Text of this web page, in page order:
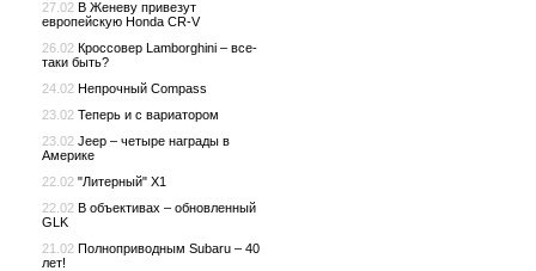
27.02 В Женеву привезут
европейскую Honda CR-V
26.02 Кроссовер Lamborghini – все-
таки быть?
24.02 Непрочный Compass
23.02 Теперь и с вариатором
23.02 Jeep – четыре награды в
Америке
22.02 "Литерный" X1
22.02 В объективах – обновленный
GLK
21.02 Полноприводным Subaru – 40
лет!